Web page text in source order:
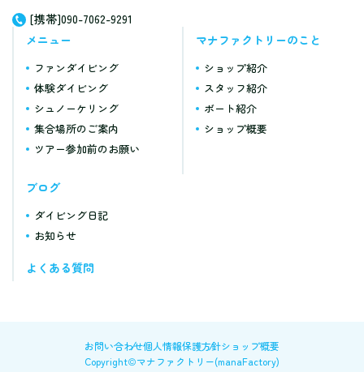
[携帯]090-7062-9291
メニュー
ファンダイビング
体験ダイビング
シュノーケリング
集合場所のご案内
ツアー参加前のお願い
マナファクトリーのこと
ショップ紹介
スタッフ紹介
ボート紹介
ショップ概要
ブログ
ダイビング日記
お知らせ
よくある質問
お問い合わせ個人情報保護方針ショップ概要
Copyright©マナファクトリー(manaFactory)